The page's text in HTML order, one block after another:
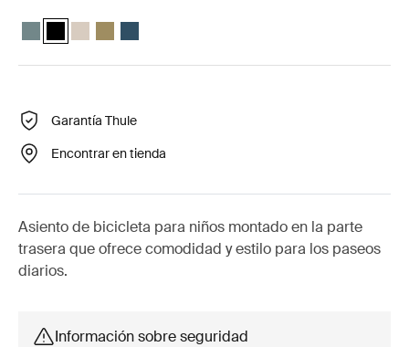
Thule Yepp 2 maxi Azul medio
Thule Yepp 2 maxi Negro medianoche (selected)
Thule Yepp 2 maxi Arena suave
Thule Yepp 2 maxi Verde nutria
Thule Yepp 2 maxi Majolica Blue
Garantía Thule
Encontrar en tienda
Asiento de bicicleta para niños montado en la parte
trasera que ofrece comodidad y estilo para los paseos
diarios.
Información sobre seguridad